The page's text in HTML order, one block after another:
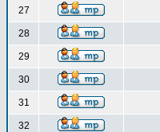
27
28
29
30
31
32